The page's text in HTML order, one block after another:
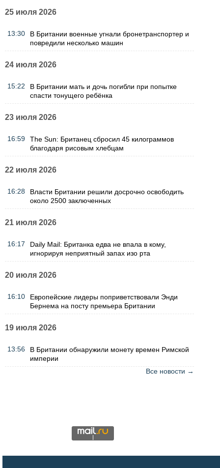
25 июля 2026
13:30
В Британии военные угнали бронетранспортер и
повредили несколько машин
24 июля 2026
15:22
В Британии мать и дочь погибли при попытке
спасти тонущего ребёнка
23 июля 2026
16:59
The Sun: Британец сбросил 45 килограммов
благодаря рисовым хлебцам
22 июля 2026
16:28
Власти Британии решили досрочно освободить
около 2500 заключенных
21 июля 2026
16:17
Daily Mail: Британка едва не впала в кому,
игнорируя неприятный запах изо рта
20 июля 2026
16:10
Европейские лидеры поприветствовали Энди
Бернема на посту премьера Британии
19 июля 2026
13:56
В Британии обнаружили монету времен Римской
империи
Все новости →